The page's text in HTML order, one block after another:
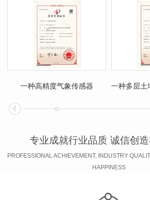
一种高精度气象传感器
专业成就行业品质 诚信创
PROFESSIONAL ACHIEVEMENT, INDUSTRY
HAPPINESS